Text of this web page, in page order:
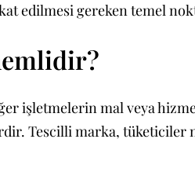
edilmesi gereken temel
işletmelerin mal veya
Tescilli marka,